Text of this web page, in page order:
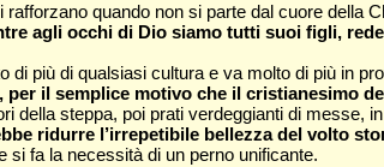
quando non si parte dal cuore della
agli occhi di Dio siamo tutti suoi figli,
di più di qualsiasi cultura e va molto di più in
per il semplice motivo che il cristianesimo
della steppa, poi prati verdeggianti di messe,
ridurre l’irrepetibile bellezza del volto
si fa la necessità di un perno unificante.